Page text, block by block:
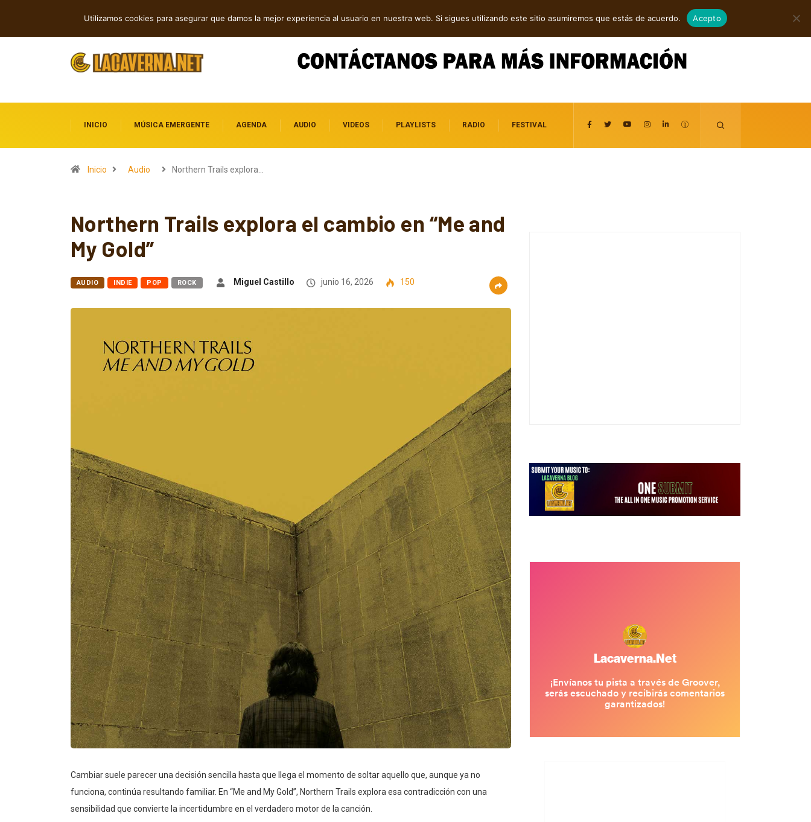
agosto 6, 2026
INICIO MÚSICA EMERGENTE AGENDA AUDIO VIDEOS PLAYLISTS RADIO FESTIVAL
Inicio Audio Northern Trails explora…
Northern Trails explora el cambio en “Me and
My Gold”
AUDIO INDIE POP ROCK Miguel Castillo junio 16, 2026 150
Cambiar suele parecer una decisión sencilla hasta que llega el momento de soltar aquello que, aunque ya no
funciona, continúa resultando familiar. En “Me and My Gold”, Northern Trails explora esa contradicción con una
sensibilidad que convierte la incertidumbre en el verdadero motor de la canción.
Utilizamos cookies para asegurar que damos la mejor experiencia al usuario en nuestra web. Si sigues utilizando este sitio asumiremos que estás de acuerdo. Acepto